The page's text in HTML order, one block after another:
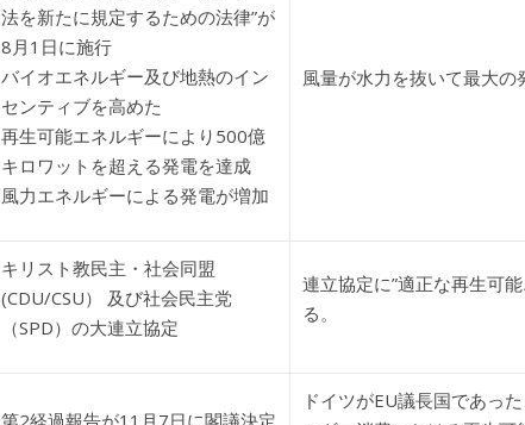
法を新たに規定するための法律”が
8月1日に施行
バイオエネルギー及び地熱のイン
センティブを高めた
再生可能エネルギーにより500億
キロワットを超える発電を達成
風力エネルギーによる発電が増加
風量が水力を抜いて最大の
キリスト教民主・社会同盟
(CDU/CSU） 及び社会民主党
（SPD）の大連立協定
連立協定に”適正な再生可
る。
第2経過報告が11月7日に閣議決定
ドイツがEU議長国であっ